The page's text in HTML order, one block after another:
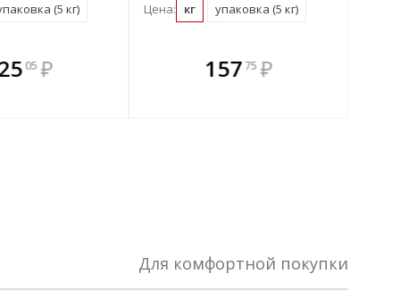
(5 кг)
05 ₽
В комплекте
всегда выгоднее!
Цена: кг упаковка (5 кг)
комплекте
выгоднее!
15775 ₽
Для комфортной покупки